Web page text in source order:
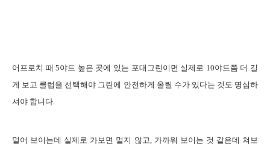
어프로치 때 5야드 높은 곳에 있는 포대그린이면 실제로 10야드쯤 더 길
게 보고 클럽을 선택해야 그린에 안전하게 올릴 수가 있다는 것도 명심하
셔야 합니다.
멀어 보이는데 실제로 가보면 멀지 않고, 가까워 보이는 것 같은데 쳐보